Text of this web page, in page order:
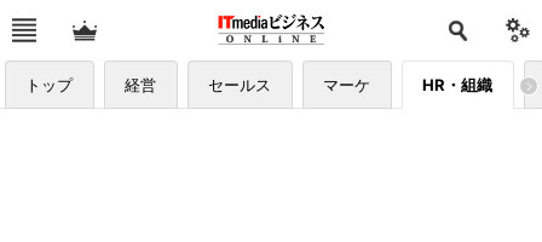
トップ 経営 セールス マーケ HR・組織